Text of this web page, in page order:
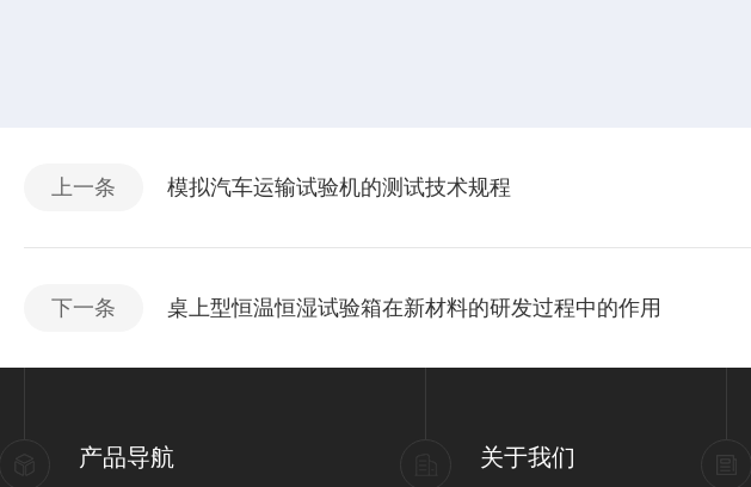
上一条 模拟汽车运输试验机的测试技术规程
下一条 桌上型恒温恒湿试验箱在新材料的研发过程中的作用
产品导航 关于我们